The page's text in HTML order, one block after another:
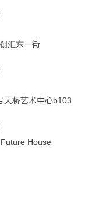
汇东一街
天桥艺术中心b103
House